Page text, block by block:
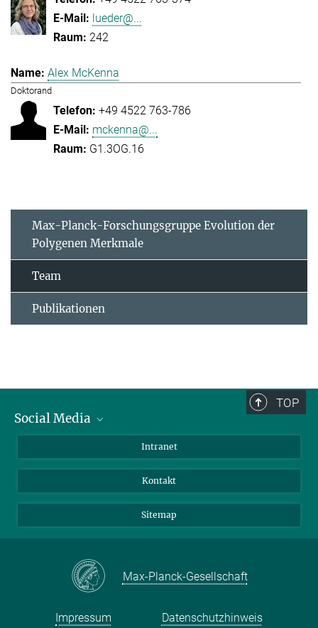
lueder@...
242
Alex McKenna
Doktorand
+49 4522 763-786
mckenna@...
G1.3OG.16
Max-Planck-Forschungsgruppe Evolution der
Polygenen Merkmale
Team
Publikationen
TOP
Social Media
Intranet
Kontakt
Sitemap
Max-Planck-Gesellschaft
Impressum Datenschutzhinweis